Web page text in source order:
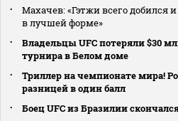
Махачев: «Гэтжи всего добился
в лучшей форме»
Владельцы UFC потеряли $30
турнира в Белом доме
Триллер на чемпионате мира!
разницей в один балл
Боец UFC из Бразилии